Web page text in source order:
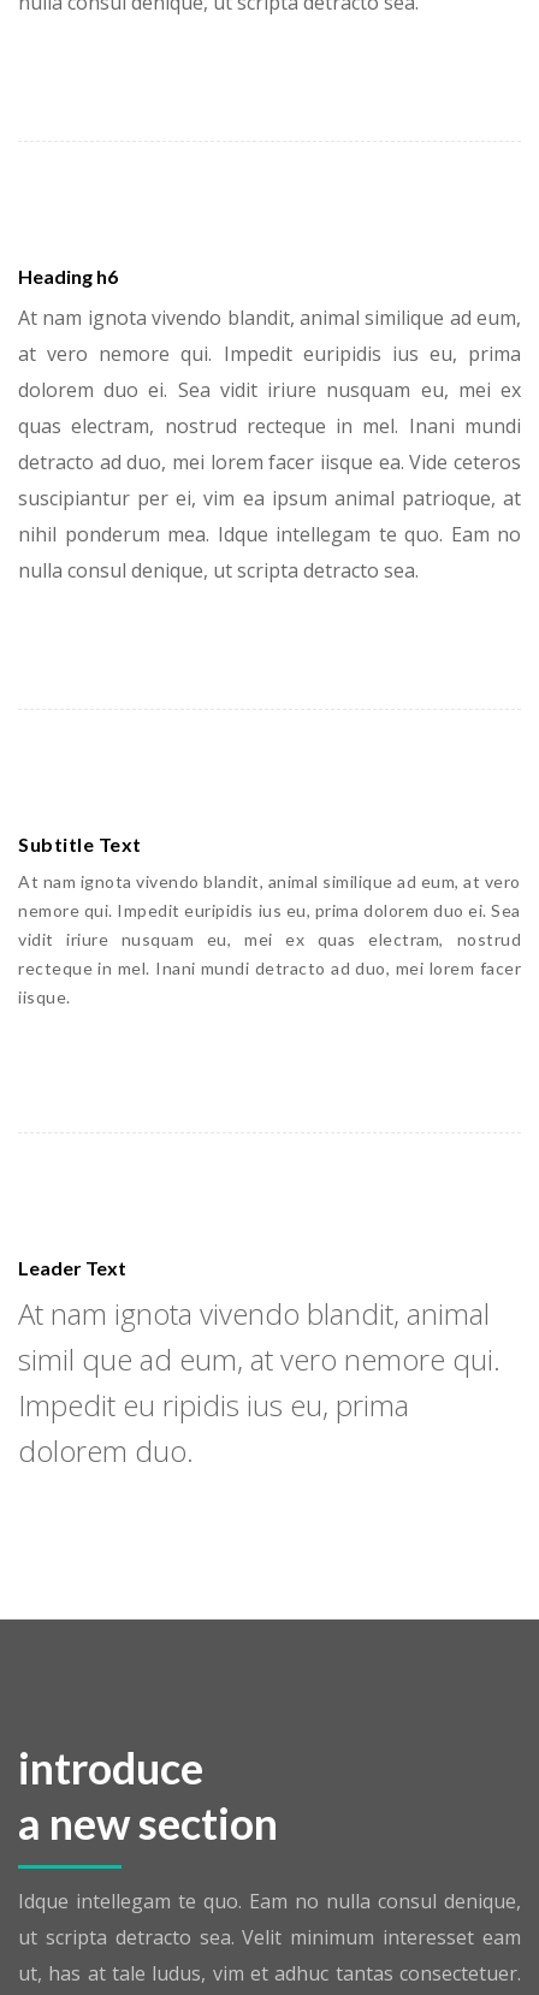
Heading h6
At nam ignota vivendo blandit, animal similique ad eum,
at vero nemore qui. Impedit euripidis ius eu, prima
dolorem duo ei. Sea vidit iriure nusquam eu, mei ex
quas electram, nostrud recteque in mel. Inani mundi
detracto ad duo, mei lorem facer iisque ea. Vide ceteros
suscipiantur per ei, vim ea ipsum animal patrioque, at
nihil ponderum mea. Idque intellegam te quo. Eam no
nulla consul denique, ut scripta detracto sea.
Subtitle Text
At nam ignota vivendo blandit, animal similique ad eum, at vero
nemore qui. Impedit euripidis ius eu, prima dolorem duo ei. Sea
vidit iriure nusquam eu, mei ex quas electram, nostrud
recteque in mel. Inani mundi detracto ad duo, mei lorem facer
iisque.
Leader Text
At nam ignota vivendo blandit, animal
simil que ad eum, at vero nemore qui.
Impedit eu ripidis ius eu, prima
dolorem duo.
introduce
a new section
Idque intellegam te quo. Eam no nulla consul denique,
ut scripta detracto sea. Velit minimum interesset eam
ut, has at tale ludus, vim et adhuc tantas consectetuer.